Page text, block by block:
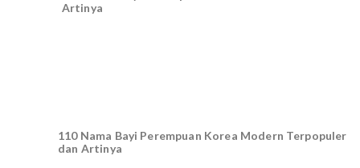
Artinya
110 Nama Bayi Perempuan Korea Modern Terpopuler
dan Artinya